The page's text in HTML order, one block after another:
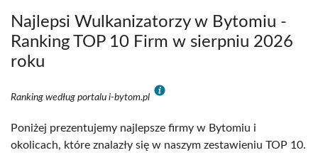
Najlepsi Wulkanizatorzy w Bytomiu -
Ranking TOP 10 Firm w sierpniu 2026
roku
Ranking według portalu i-bytom.pl
Poniżej prezentujemy najlepsze firmy w Bytomiu i
okolicach, które znalazły się w naszym zestawieniu TOP 10.